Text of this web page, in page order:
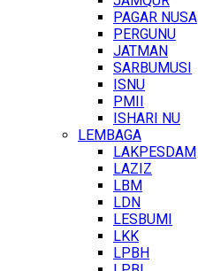
PAGAR NUSA
PERGUNU
JATMAN
SARBUMUSI
ISNU
PMII
ISHARI NU
LEMBAGA
LAKPESDAM
LAZIZ
LBM
LDN
LESBUMI
LKK
LPBH